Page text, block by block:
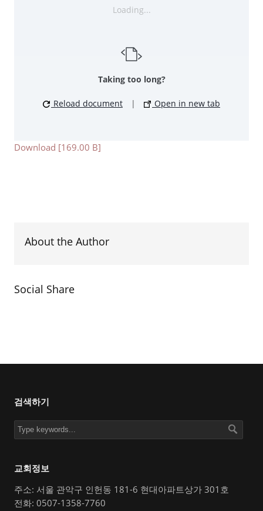
Loading...
Taking too long?
Reload document | Open in new tab
Download [169.00 B]
About the Author
Social Share
검색하기
교회정보
주소: 서울 관악구 인헌동 181-6 현대아파트상가 301호
전화: 0507-1358-7760